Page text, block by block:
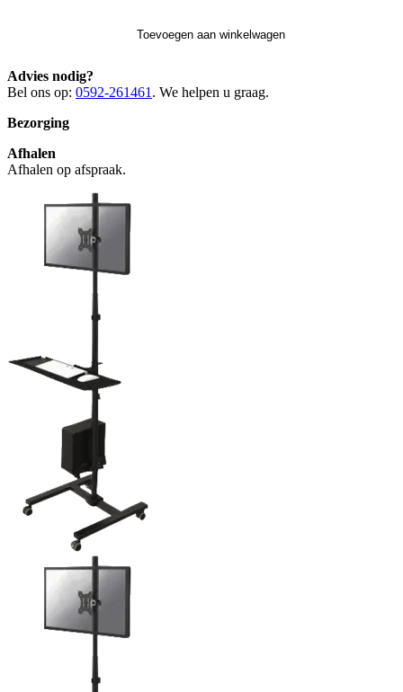
Toevoegen aan winkelwagen
Advies nodig?
Bel ons op: 0592-261461 . We helpen u graag.
Bezorging
Afhalen
Afhalen op afspraak.